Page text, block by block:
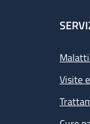
Visite